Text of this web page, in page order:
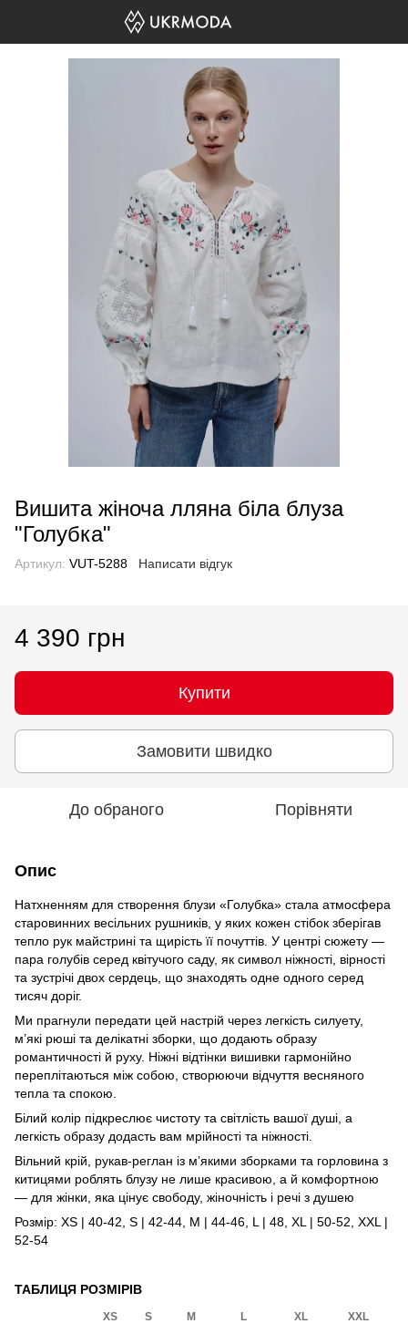
Вишита жіноча лляна біла блуза
"Голубка"
Артикул: VUT-5288 Написати відгук
4 390 грн
Купити
Замовити швидко
До обраного Порівняти
Опис
Натхненням для створення блузи «Голубка» стала атмосфера
старовинних весільних рушників, у яких кожен стібок зберігав
тепло рук майстрині та щирість її почуттів. У центрі сюжету —
пара голубів серед квітучого саду, як символ ніжності, вірності
та зустрічі двох сердець, що знаходять одне одного серед
тисяч доріг.
Ми прагнули передати цей настрій через легкість силуету,
м’які рюші та делікатні зборки, що додають образу
романтичності й руху. Ніжні відтінки вишивки гармонійно
переплітаються між собою, створюючи відчуття весняного
тепла та спокою.
Білий колір підкреслює чистоту та світлість вашої душі, а
легкість образу додасть вам мрійності та ніжності.
Вільний крій, рукав-реглан із м’якими зборками та горловина з
китицями роблять блузу не лише красивою, а й комфортною
— для жінки, яка цінує свободу, жіночність і речі з душею
Розмір: XS | 40-42, S | 42-44, M | 44-46, L | 48, XL | 50-52, XXL |
52-54
ТАБЛИЦЯ РОЗМІРІВ
XS S M L XL XXL